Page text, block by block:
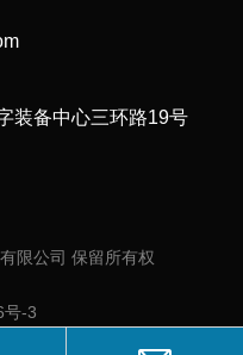
装备中心三环路19号
限公司 保留所有权
号-3